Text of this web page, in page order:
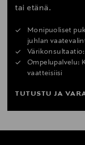
tai etänä.
Monipuoliset
juhlan
Ompelupalvelu:
vaatteisiisi
TUTUSTU JA